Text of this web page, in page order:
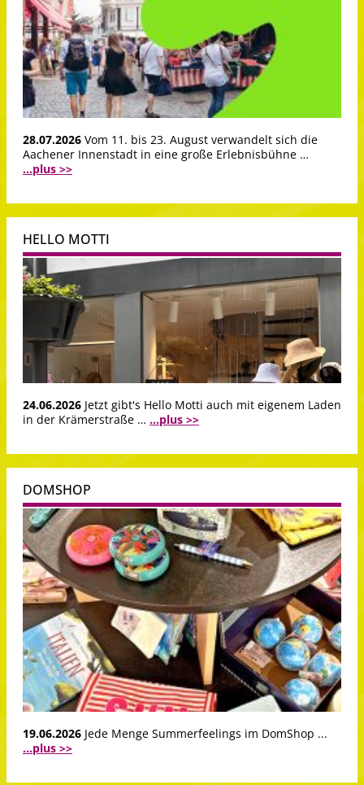
28.07.2026 Vom 11. bis 23. August verwandelt sich die
Aachener Innenstadt in eine große Erlebnisbühne …
...plus >>
HELLO MOTTI
24.06.2026 Jetzt gibt's Hello Motti auch mit eigenem Laden
in der Krämerstraße … ...plus >>
DOMSHOP
19.06.2026 Jede Menge Summerfeelings im DomShop ...
...plus >>